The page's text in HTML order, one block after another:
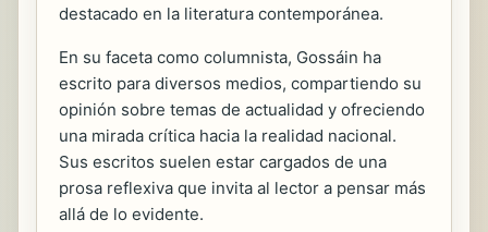
destacado en la literatura contemporánea.
En su faceta como columnista, Gossáin ha
escrito para diversos medios, compartiendo su
opinión sobre temas de actualidad y ofreciendo
una mirada crítica hacia la realidad nacional.
Sus escritos suelen estar cargados de una
prosa reflexiva que invita al lector a pensar más
allá de lo evidente.